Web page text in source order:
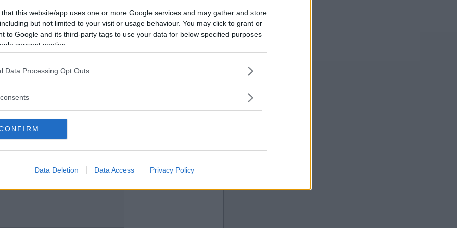
that this website/app uses one or more Google services and may gather and store
but not limited to your visit or usage behaviour. You may click to grant or
to Google and its third-party tags to use your data for below specified purposes
consent section.
Data Processing Opt Outs
Data Deletion Data Access Privacy Policy
zoo när den stog där och tugga å tugga å
2010-08-20 19:58
liv i dig, ska du inte ta bort elkablarna?
på glassen?
Vill du bli
medlem?